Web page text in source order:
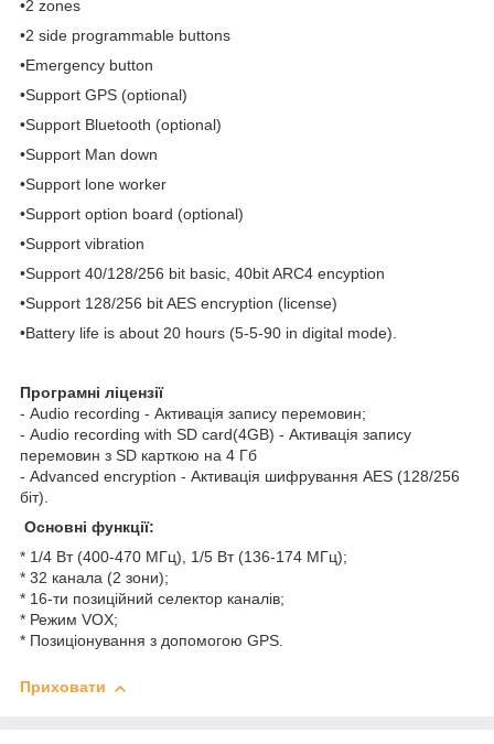
•2 zones
•2 side programmable buttons
•Emergency button
•Support GPS (optional)
•Support Bluetooth (optional)
•Support Man down
•Support lone worker
•Support option board (optional)
•Support vibration
•Support 40/128/256 bit basic, 40bit ARC4 encyption
•Support 128/256 bit AES encryption (license)
•Battery life is about 20 hours (5-5-90 in digital mode).
Програмні ліцензії
- Audio recording - Активація запису перемовин;
- Audio recording with SD card(4GB) - Активація запису
перемовин з SD карткою на 4 Гб
- Advanced encryption - Активація шифрування AES (128/256
біт).
Основні функції:
* 1/4 Вт (400-470 МГц), 1/5 Вт (136-174 МГц);
* 32 каналa (2 зони);
* 16-ти позиційний селектор каналів;
* Режим VOX;
* Позиціонування з допомогою GPS.
Приховати